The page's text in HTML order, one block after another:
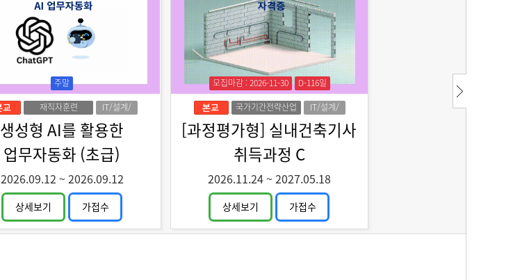
주말
재직자훈련
IT/설계/
생성형 AI를 활용한
업무자동화 (초급)
2026.09.12 ~ 2026.09.12
상세보기 가접수
모집마감 : 2026-11-30
D-116일
국가기간전략산업
IT/설계/
디자인
[과정평가형] 실내건축기사
취득과정 C
2026.11.24 ~ 2027.05.18
상세보기 가접수